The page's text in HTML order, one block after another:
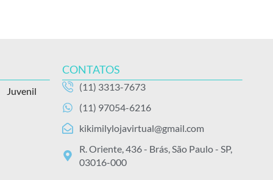
Juvenil
CONTATOS
(11) 3313-7673
(11) 97054-6216
kikimilylojavirtual@gmail.com
R. Oriente, 436 - Brás, São Paulo - SP,
03016-000